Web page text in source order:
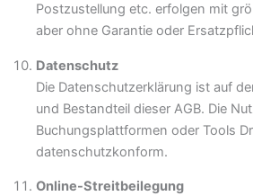
Postzustellung etc. erfolgen mit
aber ohne Garantie oder
Datenschutz
Die Datenschutzerklärung ist auf
und Bestandteil dieser AGB. Die
Buchungsplattformen oder Tools
datenschutzkonform.
Online-Streitbeilegung